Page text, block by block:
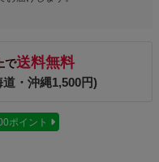
で送料無料
・沖縄1,500円)
ポイント